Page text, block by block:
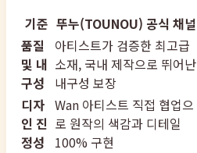
기준 뚜누(TOUNOU) 공식 채널
품질
및 내
구성
아티스트가 검증한 최고급
소재, 국내 제작으로 뛰어난
내구성 보장
디자
인 진
정성
Wan 아티스트 직접 협업으
로 원작의 색감과 디테일
100% 구현